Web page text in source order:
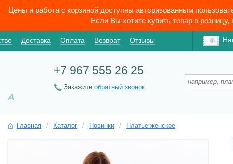
Цены и работа с корзиной доступны авторизованным
Если Вы хотите купить товар в розницу,
Доставка Оплата Возврат Отзывы
+7 967 555 26 25
Закажите обратный звонок
Главная / Каталог / Новинки / Платье женское